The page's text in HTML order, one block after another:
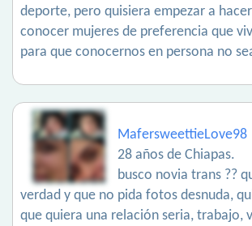
deporte, pero quisiera empezar a
conocer mujeres de preferencia que
para que conocernos en persona no
MafersweettieLove98
28 años de Chiapas.
busco novia trans ??
verdad y que no pida fotos desnuda,
que quiera una relación seria, trabajo,